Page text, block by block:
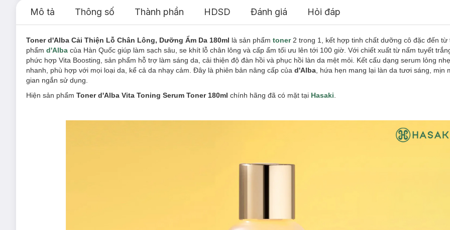
Mô tả Thông số Thành phần HDSD Đánh giá Hỏi đáp
Toner d'Alba Cải Thiện Lỗ Chân Lông, Dưỡng Ẩm Da 180ml là sản phẩm toner2 trong 1, kết hợp tinh chất dưỡng cô đặc đến từ
phẩm d'Alba của Hàn Quốc giúp làm sạch sâu, se khít lỗ chân lông và cấp ẩm tối ưu lên tới 100 giờ. Với chiết xuất từ nấm tuyết
phức hợp Vita Boosting, sản phẩm hỗ trợ làm sáng da, cải thiện độ đàn hồi và phục hồi làn da mệt mỏi. Kết cấu dạng serum lỏng
nhanh, phù hợp với mọi loại da, kể cả da nhạy cảm. Đây là phiên bản nâng cấp của d'Alba , hứa hẹn mang lại làn da tươi sáng, mịn
gian ngắn sử dụng.
Hiện sản phẩm Toner d'Alba Vita Toning Serum Toner 180ml chính hãng đã có mặt tại Hasaki